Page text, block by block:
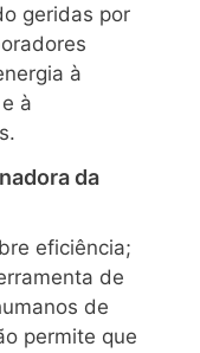
geridas por
à
à
da
eficiência;
de
de
permite que